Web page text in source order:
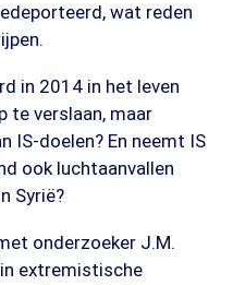
wat reden
in 2014 in het leven
te verslaan, maar
IS-doelen? En neemt IS
ook luchtaanvallen
Syrië?
onderzoeker J.M.
extremistische